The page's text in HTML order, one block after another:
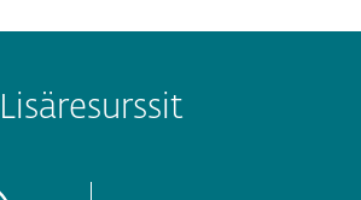
Lisäresurssit